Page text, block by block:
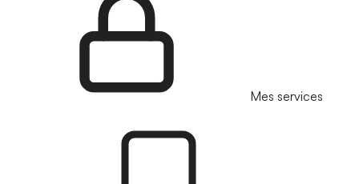
Mes services